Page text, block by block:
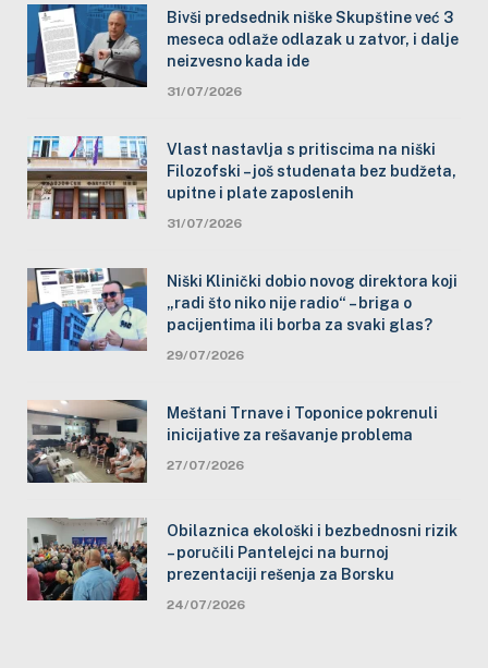
Bivši predsednik niške Skupštine već 3
meseca odlaže odlazak u zatvor, i dalje
neizvesno kada ide
31/07/2026
Vlast nastavlja s pritiscima na niški
Filozofski – još studenata bez budžeta,
upitne i plate zaposlenih
31/07/2026
Niški Klinički dobio novog direktora koji
„radi što niko nije radio“ – briga o
pacijentima ili borba za svaki glas?
29/07/2026
Meštani Trnave i Toponice pokrenuli
inicijative za rešavanje problema
27/07/2026
Obilaznica ekološki i bezbednosni rizik
– poručili Pantelejci na burnoj
prezentaciji rešenja za Borsku
24/07/2026